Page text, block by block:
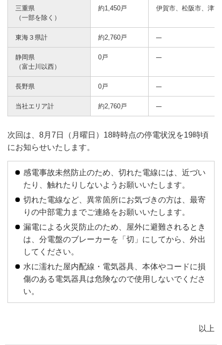
三重県
（一部を除く）
約1,450戸 伊賀市、松阪市、津
東海３県計 約2,760戸
静岡県
（富士川以西）
0戸
長野県 0戸
当社エリア計 約2,760戸
次回は、8月7日（月曜日）18時時点の停電状況を19時頃
にお知らせいたします。
感電事故未然防止のため、切れた電線には、近づい
たり、触れたりしないようお願いいたします。
切れた電線など、異常箇所にお気づきの方は、最寄
りの中部電力までご連絡をお願いいたします。
漏電による火災防止のため、屋外に避難されるとき
は、分電盤のブレーカーを「切」にしてから、外出
してください。
水に濡れた屋内配線・電気器具、本体やコードに損
傷のある電気器具は危険なので使用しないでくださ
い。
以上